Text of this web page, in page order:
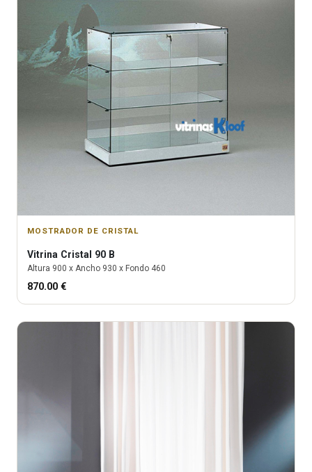
MOSTRADOR DE CRISTAL
Vitrina Cristal 90 B
Altura 900 x Ancho 930 x Fondo 460
870.00 €